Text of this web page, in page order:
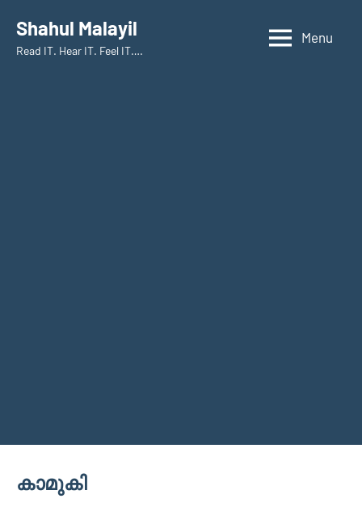
content
Shahul Malayil
Read IT. Hear IT. Feel IT….
Menu
കാമുകി